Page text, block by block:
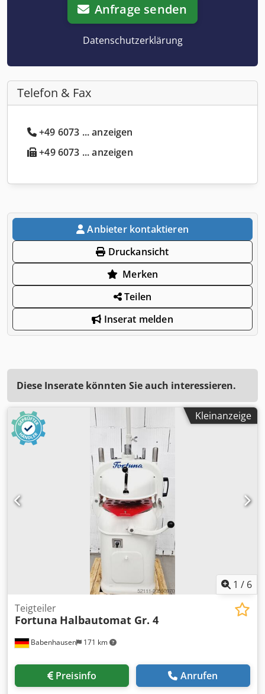
Anfrage senden
Datenschutzerklärung
Telefon & Fax
+49 6073 ... anzeigen
+49 6073 ... anzeigen
Anbieter kontaktieren
Druckansicht
Merken
Teilen
Inserat melden
Diese Inserate könnten Sie auch interessieren.
Kleinanzeige
1 / 6
Babenhausen 171 km
Teigteiler
Fortuna Halbautomat Gr. 4
Preisinfo Anrufen